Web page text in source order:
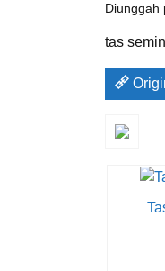
Diunggah
tas